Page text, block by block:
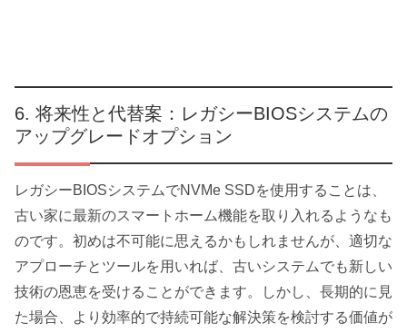
将来性と代替案：レガシーBIOSシステムの
アップグレードオプション
レガシーBIOSシステムでNVMe SSDを使用することは、
古い家に最新のスマートホーム機能を取り入れるようなも
のです。初めは不可能に思えるかもしれませんが、適切な
アプローチとツールを用いれば、古いシステムでも新しい
技術の恩恵を受けることができます。しかし、長期的に見
た場合、より効率的で持続可能な解決策を検討する価値が